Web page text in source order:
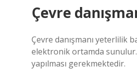
Çevre
Çevre danışmanı yeterlilik
elektronik ortamda
yapılması gerekmektedir.